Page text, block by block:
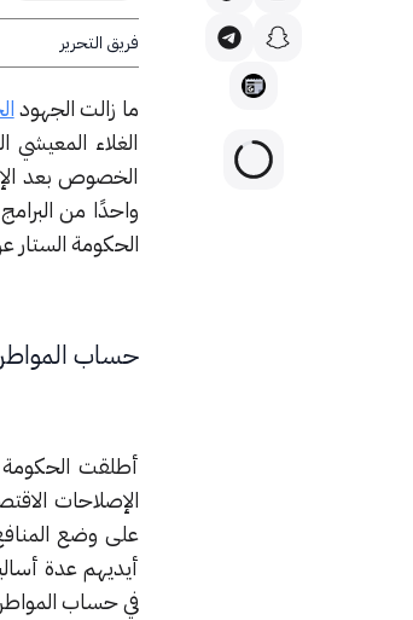
فريق التحرير
ما زالت الجهود
الغلاء
الخصوص بعد
واحدًا من
الحكومة
حساب
أطلقت الحكومة
الإصلاحات
على وضع
أيديهم عدة
في حساب